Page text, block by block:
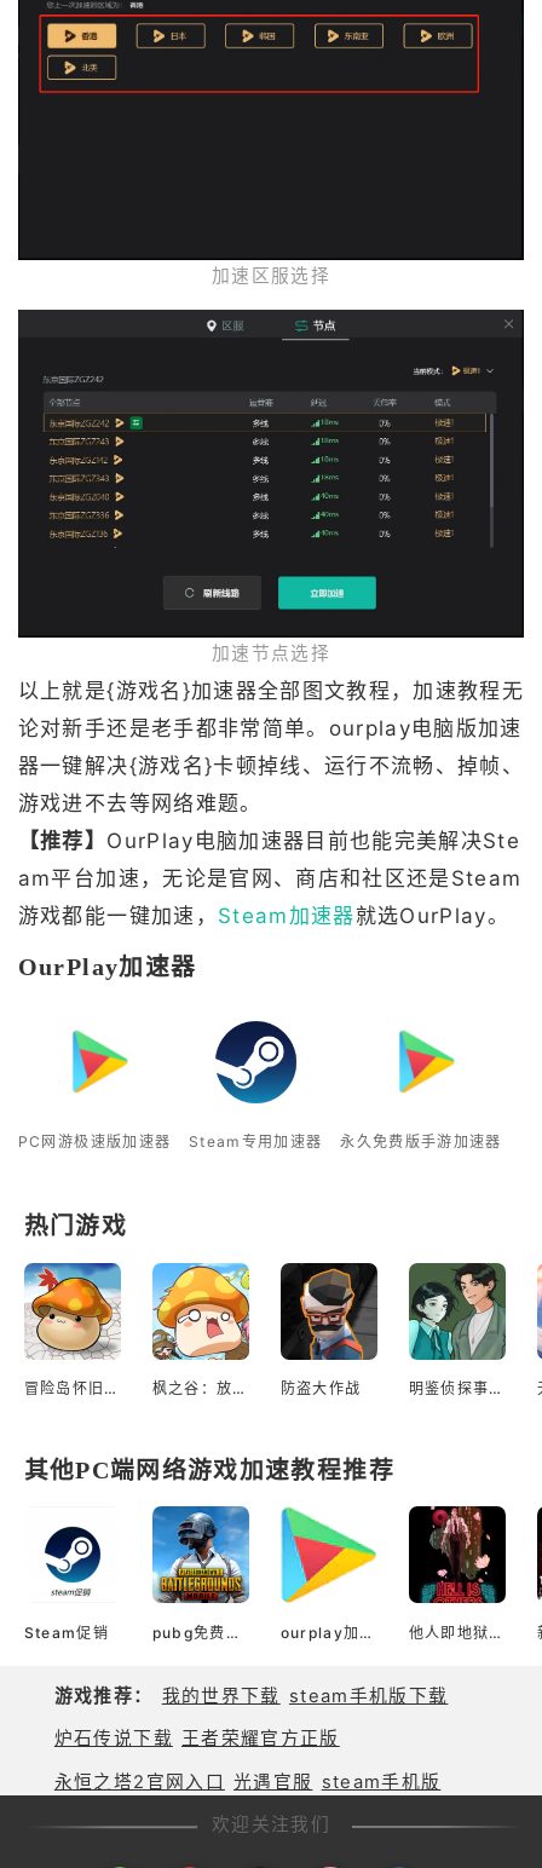
加速区服选择
加速节点选择
以上就是{游戏名}加速器全部图文教程，加速教程无
论对新手还是老手都非常简单。ourplay电脑版加速
器一键解决{游戏名}卡顿掉线、运行不流畅、掉帧、
游戏进不去等网络难题。
【推荐】 OurPlay电脑加速器目前也能完美解决Ste
am平台加速，无论是官网、商店和社区还是Steam
游戏都能一键加速， Steam加速器就选OurPlay。
OurPlay加速器
PC网游极速版加速器 Steam专用加速器 永久免费版手游加速器
热门游戏
冒险岛怀旧服（国服） 枫之谷：放置冒险记 防盗大作战 明鉴侦探事务所
其他PC端网络游戏加速教程推荐
Steam促销 pubg免费加速器 ourplay加速器官网 他人即地狱(Epic版)
游戏推荐： 我的世界下载
steam手机版下载
炉石传说下载 王者荣耀官方正版
永恒之塔2官网入口 光遇官服
steam手机版
欢迎关注我们